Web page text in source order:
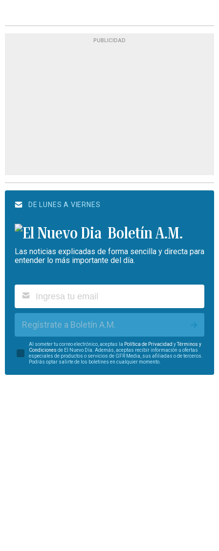
PUBLICIDAD
DE LUNES A VIERNES
Boletín A.M.
Las noticias explicadas de forma sencilla y directa para
entender lo más importante del día.
Regístrate a Boletín A.M.
Al someter tu correo electrónico, aceptas la Política de Privacidad yTérminos y
Condiciones de El Nuevo Día. Además, aceptas recibir información u ofertas
especiales de productos o servicios de GFR Media, sus afiliadas o de terceros.
Podrás optar salirte de los boletines en cualquier momento.